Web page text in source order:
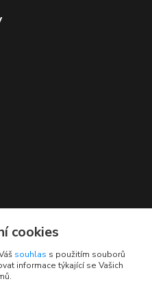
cookies
souhlas s použitím souborů
informace týkající se Vašich